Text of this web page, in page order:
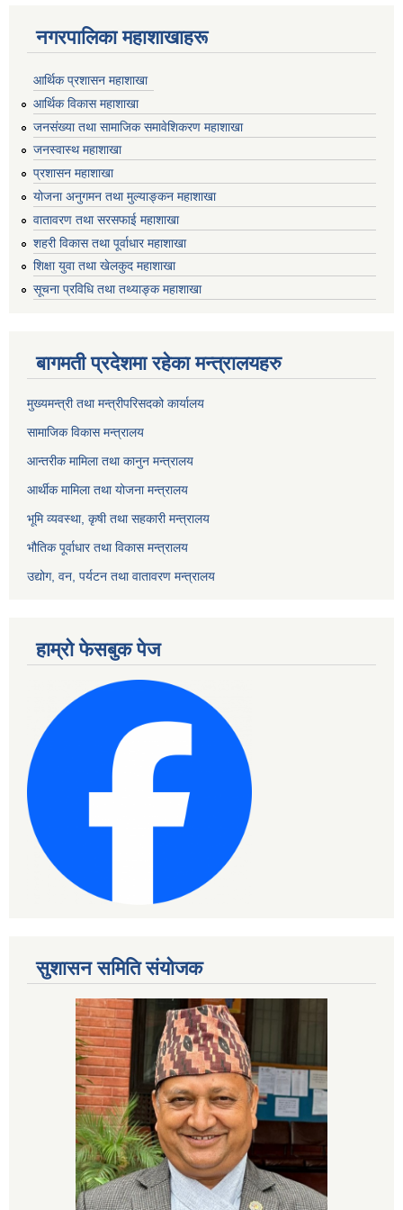
नगरपालिका महाशाखाहरू
आर्थिक प्रशासन महाशाखा
आर्थिक विकास महाशाखा
जनसंख्या तथा सामाजिक समावेशिकरण महाशाखा
जनस्वास्थ महाशाखा
प्रशासन महाशाखा
योजना अनुगमन तथा मुल्याङ्कन महाशाखा
वातावरण तथा सरसफाई महाशाखा
शहरी विकास तथा पूर्वाधार महाशाखा
शिक्षा युवा तथा खेलकुद महाशाखा
सूचना प्रविधि तथा तथ्याङ्क महाशाखा
बागमती प्रदेशमा रहेका मन्त्रालयहरु
मुख्यमन्त्री तथा मन्त्रीपरिसदको कार्यालय
सामाजिक विकास मन्त्रालय
आन्तरीक मामिला तथा कानुन मन्त्रालय
आर्थीक मामिला तथा योजना मन्त्रालय
भूमि व्यवस्था, कृषी तथा सहकारी मन्त्रालय
भौतिक पूर्वाधार तथा विकास मन्त्रालय
उद्योग, वन, पर्यटन तथा वातावरण मन्त्रालय
हाम्रो फेसबुक पेज
सुशासन समिति संयोजक